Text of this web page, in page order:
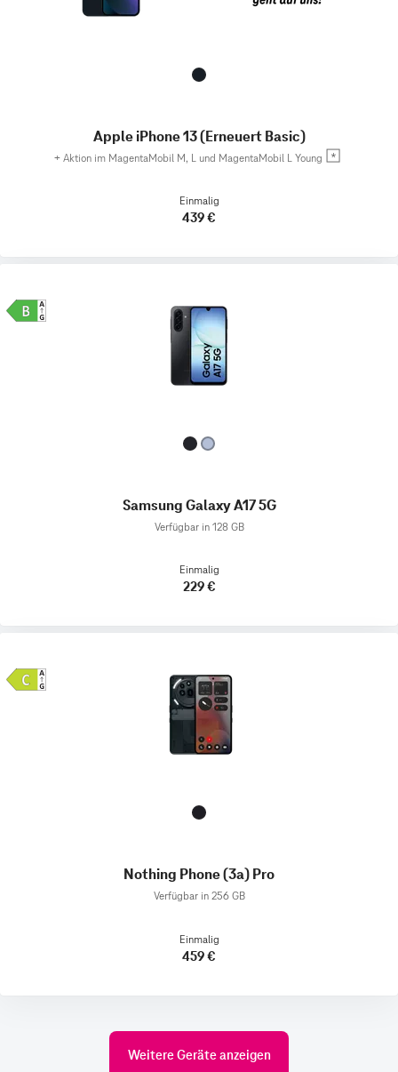
Apple iPhone 13 (Erneuert Basic)
+ Aktion im MagentaMobil M, L und MagentaMobil L Young
Einmalig
439 €
Samsung Galaxy A17 5G
Verfügbar in 128 GB
Einmalig
229 €
Nothing Phone (3a) Pro
Verfügbar in 256 GB
Einmalig
459 €
Weitere Geräte anzeigen